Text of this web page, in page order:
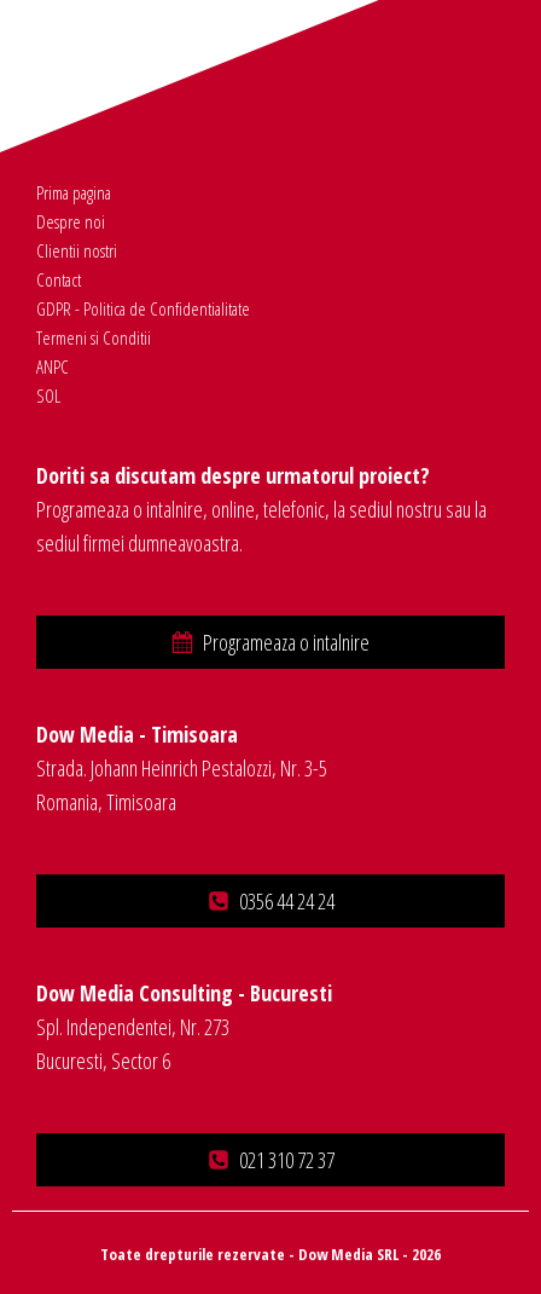
Prima pagina
Despre noi
Clientii nostri
Contact
GDPR - Politica de Confidentialitate
Termeni si Conditii
ANPC
SOL
Doriti sa discutam despre urmatorul proiect?
Programeaza o intalnire, online, telefonic, la sediul nostru sau la
sediul firmei dumneavoastra.
Programeaza o intalnire
Dow Media - Timisoara
Strada. Johann Heinrich Pestalozzi, Nr. 3-5
Romania, Timisoara
0356 44 24 24
Dow Media Consulting - Bucuresti
Spl. Independentei, Nr. 273
Bucuresti, Sector 6
021 310 72 37
Toate drepturile rezervate - Dow Media SRL - 2026